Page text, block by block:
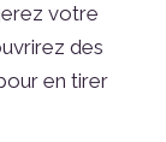
votre
des
en tirer